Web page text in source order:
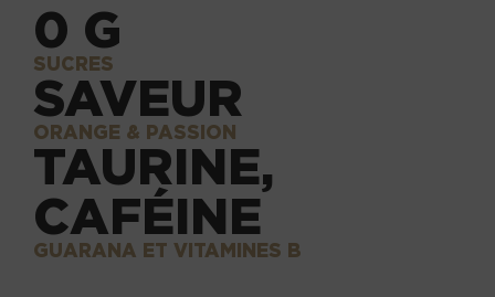
0 G
SUCRES
SAVEUR
ORANGE & PASSION
TAURINE,
CAFÉINE
GUARANA ET VITAMINES B